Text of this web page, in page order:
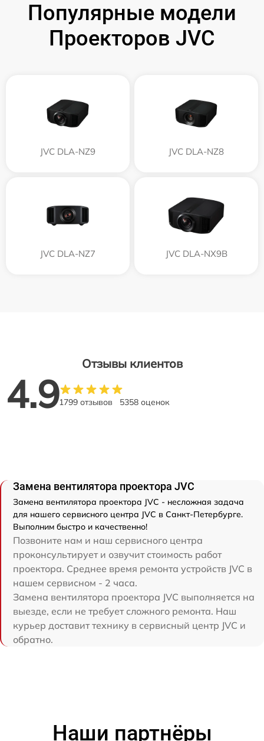
Популярные модели
Проекторов JVC
JVC DLA-NZ9 JVC DLA-NZ8
JVC DLA-NZ7 JVC DLA-NX9B
Отзывы клиентов
4.91799 отзывов 5358 оценок
Замена вентилятора проектора JVC
Замена вентилятора проектора JVC - несложная задача
для нашего сервисного центра JVC в Санкт-Петербурге.
Выполним быстро и качественно!
Позвоните нам и наш сервисного центра
проконсультирует и озвучит стоимость работ
проектора. Среднее время ремонта устройств JVC в
нашем сервисном - 2 часа.
Замена вентилятора проектора JVC выполняется на
выезде, если не требует сложного ремонта. Наш
курьер доставит технику в сервисный центр JVC и
обратно.
Наши партнёры